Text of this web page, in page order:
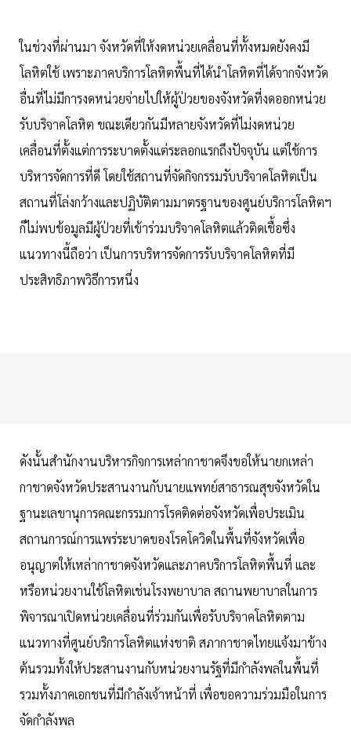
ในช่วงที่ผ่านมา จังหวัดที่ให้งดหน่วยเคลื่อนที่ทั้งหมดยังคงมี
โลหิตใช้ เพราะภาคบริการโลหิตพื้นที่ได้นำโลหิตที่ได้จากจังหวัด
อื่นที่ไม่มีการงดหน่วยจ่ายไปให้ผู้ป่วยของจังหวัดที่งดออกหน่วย
รับบริจาคโลหิต ขณะเดียวกันมีหลายจังหวัดที่ไม่งดหน่วย
เคลื่อนที่ตั้งแต่การระบาดตั้งแต่ระลอกแรกถึงปัจจุบัน แต่ใช้การ
บริหารจัดการที่ดี โดยใช้สถานที่จัดกิจกรรมรับบริจาคโลหิตเป็น
สถานที่โล่งกว้างและปฏิบัติตามมาตรฐานของศูนย์บริการโลหิตฯ
ก็ไม่พบข้อมูลมีผู้ป่วยที่เข้าร่วมบริจาคโลหิตแล้วติดเชื้อซึ่ง
แนวทางนี้ถือว่า เป็นการบริหารจัดการรับบริจาคโลหิตที่มี
ประสิทธิภาพวิธีการหนึ่ง
ดังนั้นสำนักงานบริหารกิจการเหล่ากาชาดจึงขอให้นายกเหล่า
กาชาดจังหวัดประสานงานกับนายแพทย์สาธารณสุขจังหวัดใน
ฐานะเลขานุการคณะกรรมการโรคติดต่อจังหวัดเพื่อประเมิน
สถานการณ์การแพร่ระบาดของโรคโควิดในพื้นที่จังหวัดเพื่อ
อนุญาตให้เหล่ากาชาดจังหวัดและภาคบริการโลหิตพื้นที่ และ
หรือหน่วยงานใช้โลหิตเช่นโรงพยาบาล สถานพยาบาลในการ
พิจารณาเปิดหน่วยเคลื่อนที่ร่วมกันเพื่อรับบริจาคโลหิตตาม
แนวทางที่ศูนย์บริการโลหิตแห่งชาติ สภากาชาดไทยแจ้งมาข้าง
ต้นรวมทั้งให้ประสานงานกับหน่วยงานรัฐที่มีกำลังพลในพื้นที่
รวมทั้งภาคเอกชนที่มีกำลังเจ้าหน้าที่ เพื่อขอความร่วมมือในการ
จัดกำลังพล